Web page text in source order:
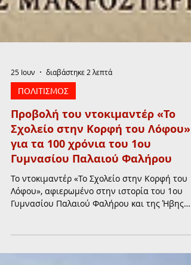
25 Ιουν διαβάστηκε 2 λεπτά
ΠΟΛΙΤΙΣΜΟΣ
Προβολή του ντοκιμαντέρ «Το
Σχολείο στην Κορφή του Λόφου»
για τα 100 χρόνια του 1ου
Γυμνασίου Παλαιού Φαλήρου
Το ντοκιμαντέρ «Το Σχολείο στην Κορφή του
Λόφου», αφιερωμένο στην ιστορία του 1ου
Αθανασιάδου, θα παρουσιαστεί την